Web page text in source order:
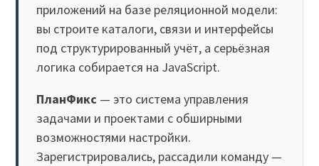
приложений на базе реляционной модели:
вы строите каталоги, связи и интерфейсы
под структурированный учёт, а серьёзная
логика собирается на JavaScript.
ПланФикс — это система управления
задачами и проектами с обширными
возможностями настройки.
Зарегистрировались, рассадили команду —